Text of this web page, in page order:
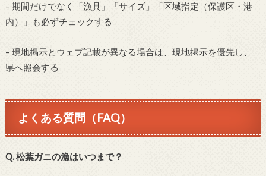
– 期間だけでなく「漁具」「サイズ」「区域指定（保護区・港
内）」も必ずチェックする
– 現地掲示とウェブ記載が異なる場合は、現地掲示を優先し、
県へ照会する
よくある質問（FAQ）
Q. 松葉ガニの漁はいつまで？